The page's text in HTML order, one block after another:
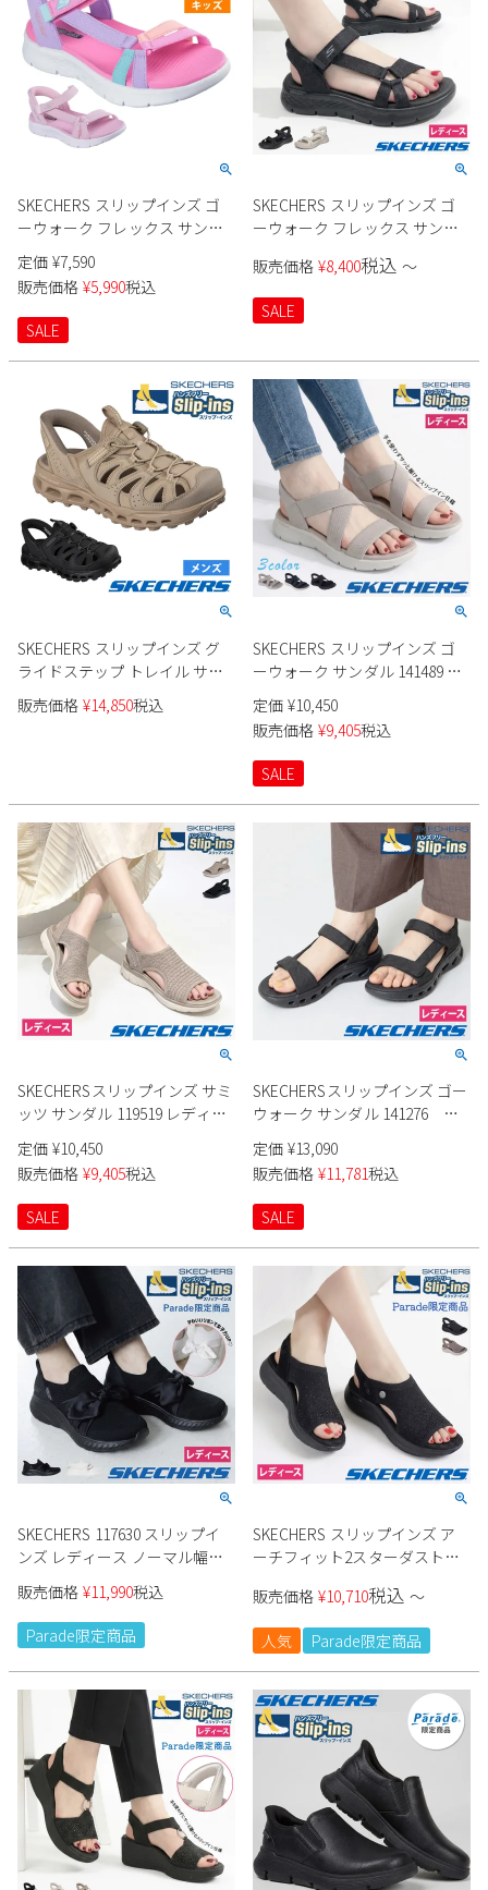
SKECHERS スリップインズ ゴ
ーウォーク フレックス サンダ
ル 303028L キッズ
定価 ¥7,590
販売価格 ¥5,990税込
SALE
SKECHERS スリップインズ ゴ
ーウォーク フレックス サンダ
販売価格 ¥8,400税込 〜
SALE
SKECHERS スリップインズ グ
ライドステップ トレイル サン
ダル 237473 メンズ
販売価格 ¥14,850税込
SKECHERS スリップインズ ゴ
ーウォーク サンダル 141489 レ
ディース
定価 ¥10,450
販売価格 ¥9,405税込
SALE
SKECHERSスリップインズ サミ
ッツ サンダル 119519 レディー
ス
定価 ¥10,450
販売価格 ¥9,405税込
SALE
SKECHERSスリップインズ ゴー
ウォーク サンダル 141276 レ
ディース
定価 ¥13,090
販売価格 ¥11,781税込
SALE
SKECHERS 117630 スリップイ
ンズ レディース ノーマル幅
Parade限定商品
販売価格 ¥11,990税込
Parade限定商品
SKECHERS スリップインズ ア
ーチフィット2スターダスト
販売価格 ¥10,710税込 〜
人気 Parade限定商品